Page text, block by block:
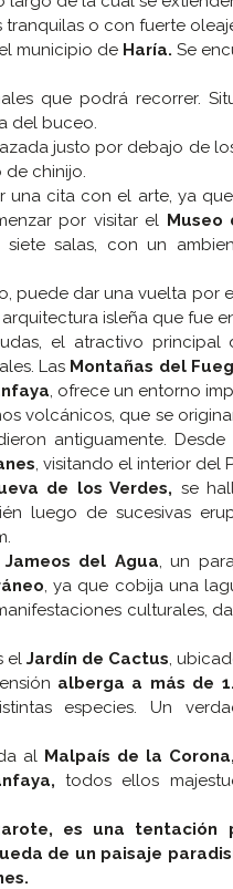
o con fuerte
municipio de Haría. Se
que podrá recorrer.
del buceo.
justo por debajo de
chinijo.
una cita con el arte, ya
por visitar el Museo
siete salas, con un
puede dar una vuelta por
isleña que fue
el atractivo
Las Montañas del
, ofrece un entorno
volcánicos, que se
antiguamente.
, visitando el interior del
de los Verdes, se
luego de sucesivas
Jameos del Agua, un
, ya que cobija una
culturales,
elJardín de Cactus,
alberga a más de
especies. Un
al Malpaís de la
todos ellos
es una tentación
de un paisaje